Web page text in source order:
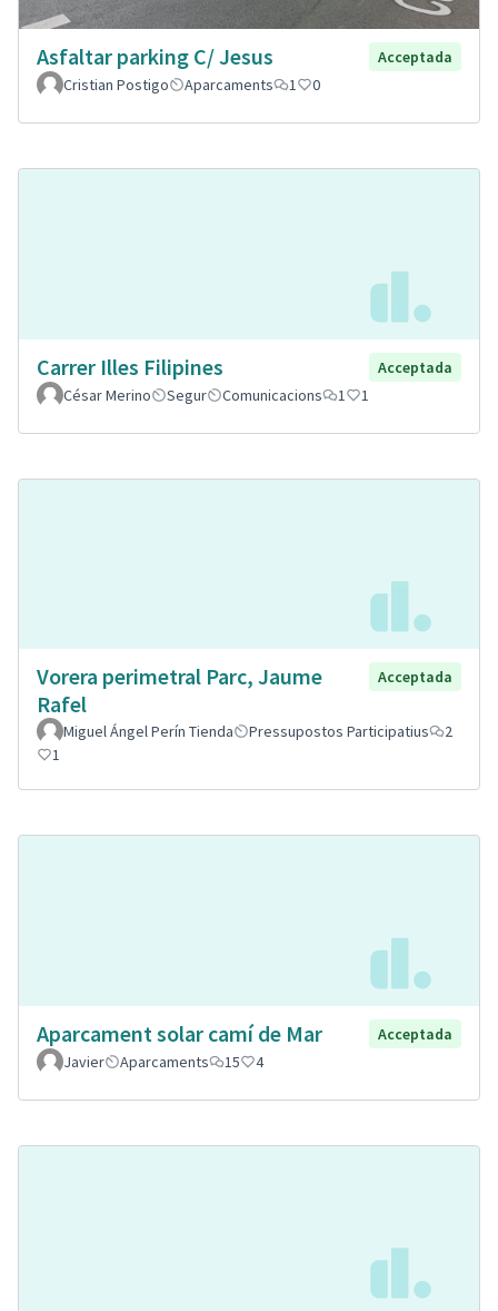
Asfaltar parking C/ Jesus
Acceptada
Cristian Postigo
Aparcaments 1 0
Carrer Illes Filipines
Acceptada
César Merino
Segur Comunicacions 1 1
Vorera perimetral Parc, Jaume
Rafel
Acceptada
Miguel Ángel Perín Tienda Pressupostos Participatius
2
1
Aparcament solar camí de Mar
Acceptada
Javier
Aparcaments 15 4